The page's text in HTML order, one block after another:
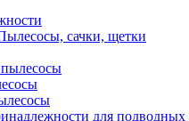
сачки, щетки
для подводных